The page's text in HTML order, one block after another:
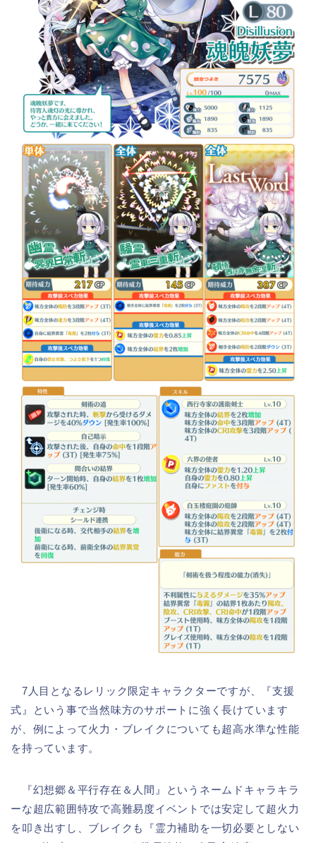
7人目となるレリック限定キャラクターですが、『支援
式』という事で当然味方のサポートに強く長けています
が、例によって火力・ブレイクについても超高水準な性能
を持っています。
『幻想郷＆平行存在＆人間』というネームドキャラキラ
ーな超広範囲特攻で高難易度イベントでは安定して超火力
を叩き出すし、ブレイクも『霊力補助を一切必要としない